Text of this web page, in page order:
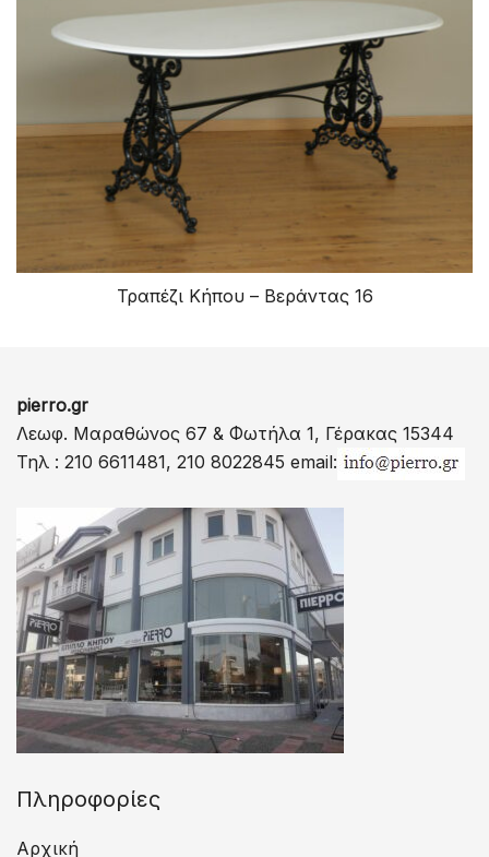
Τραπέζι Κήπου – Βεράντας 16
pierro.gr
Λεωφ. Μαραθώνος 67 & Φωτήλα 1, Γέρακας 15344
Τηλ : 210 6611481, 210 8022845 email:
Πληροφορίες
Αρχική